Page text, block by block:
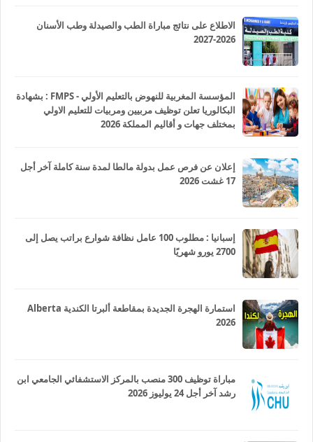
الاطلاع على نتائج مباراة الطب والصيدلة وطب الأسنان
2026-2027
المؤسسة المغربية للنهوض بالتعليم الأولي - FMPS : بشهادة
البكالوريا تعلن توظيف مربيين ومربيات للتعليم الاولي
بمختلف جهات و أقاليم المملكة 2026
إعلان عن فرص عمل بدولة مالطا لمدة سنة كاملة آخر أجل
17 غشت 2026
إسبانيا : مطلوب 100 عامل نظافة شوارع براتب يصل إلى
2700 يورو شهريًا
استمارة الهجرة الجديدة بمقاطعة ألبرتا الكندية Alberta
2026
مباراة توظيف 300 منصب بالمركز الاستشفائي الجامعي ابن
رشد آخر أجل 24 يوليوز 2026